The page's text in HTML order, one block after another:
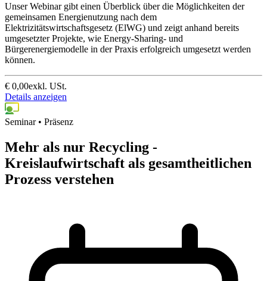
Unser Webinar gibt einen Überblick über die Möglichkeiten der
gemeinsamen Energienutzung nach dem
Elektrizitätswirtschaftsgesetz (ElWG) und zeigt anhand bereits
umgesetzter Projekte, wie Energy-Sharing- und
Bürgerenergiemodelle in der Praxis erfolgreich umgesetzt werden
können.
€ 0,00exkl. USt.
Details anzeigen
Seminar • Präsenz
Mehr als nur Recycling -
Kreislaufwirtschaft als gesamtheitlichen
Prozess verstehen